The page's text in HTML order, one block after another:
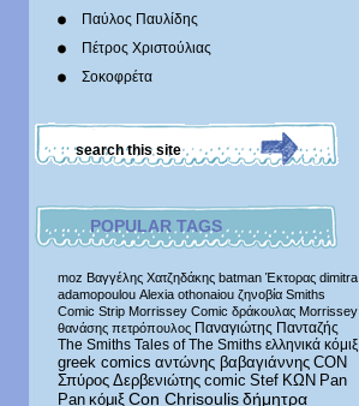
Παύλος Παυλίδης
Πέτρος Χριστούλιας
Σοκοφρέτα
POPULAR TAGS
moz Βαγγέλης Χατζηδάκης batman Έκτορας dimitra
adamopoulou Alexia othonaiou ζηνοβία Smiths
Comic Strip Morrissey Comic δράκουλας Morrissey
θανάσης πετρόπουλος Παναγιώτης Πανταζής
The Smiths Tales of The Smiths ελληνικά κόμιξ
greek comics αντώνης βαβαγιάννης CON
Σπύρος Δερβενιώτης comic Stef ΚΩΝ Pan
Pan κόμιξ Con Chrisoulis δήμητρα